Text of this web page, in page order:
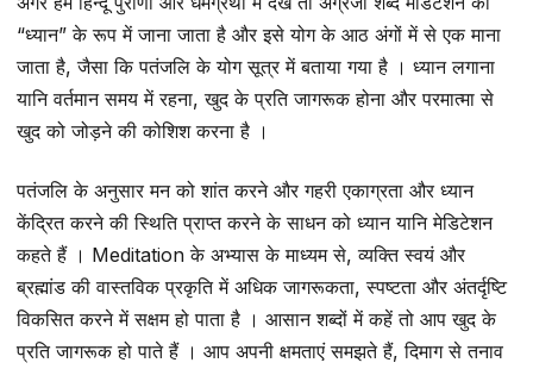
“ध्यान” के रूप में जाना जाता है और इसे योग के आठ अंगों में से एक माना
जाता है, जैसा कि पतंजलि के योग सूत्र में बताया गया है । ध्यान लगाना
यानि वर्तमान समय में रहना, खुद के प्रति जागरूक होना और परमात्मा से
खुद को जोड़ने की कोशिश करना है ।
पतंजलि के अनुसार मन को शांत करने और गहरी एकाग्रता और ध्यान
केंद्रित करने की स्थिति प्राप्त करने के साधन को ध्यान यानि मेडिटेशन
कहते हैं । Meditation के अभ्यास के माध्यम से, व्यक्ति स्वयं और
ब्रह्मांड की वास्तविक प्रकृति में अधिक जागरूकता, स्पष्टता और अंतर्दृष्टि
विकसित करने में सक्षम हो पाता है । आसान शब्दों में कहें तो आप खुद के
प्रति जागरूक हो पाते हैं । आप अपनी क्षमताएं समझते हैं, दिमाग से तनाव